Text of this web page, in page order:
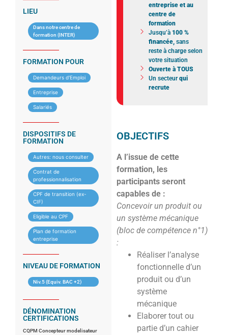
LIEU
Dans notre centre de
formation (INTER)
FORMATION POUR
Demandeurs d'Emploi
Entreprise
Salariés
DISPOSITIFS DE
FORMATION
Autres: nous consulter
Contrat de
professionnalisation
CPF de transition (ex-
CIF)
Eligible au CPF
Plan de formation
entreprise
NIVEAU DE FORMATION
Niv.5 (Equiv. BAC +2)
DÉNOMINATION
CERTIFICATIONS
CQPM Concepteur modelisateur
entreprise et au
centre de
formation
Jusqu’à 100 %
financée, sans
reste à charge selon
votre situation
Ouverte à TOUS
Un secteurqui
recrute
OBJECTIFS
A l’issue de cette
formation, les
participants seront
capables de :
Concevoir un produit ou
un système mécanique
(bloc de compétence n°1)
:
Réaliser l’analyse
fonctionnelle d’un
produit ou d’un
système
mécanique
Elaborer tout ou
partie d’un cahier